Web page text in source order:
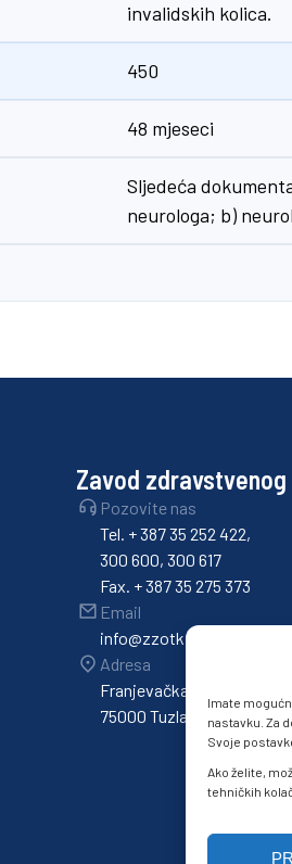
Imate
nastavku. Za
Svoje
Ako želite,
tehničkih
invalidskih kolica.
450
48 mjeseci
Sljedeća
neurologa; b)
Zavod
Pozovite nas
Tel. + 387 35 252 422,
300 600, 300 617
Fax. + 387 35 275 373
Email
info@zzotk.ba
Adresa
Franjevačka 36,
75000 Tuzla